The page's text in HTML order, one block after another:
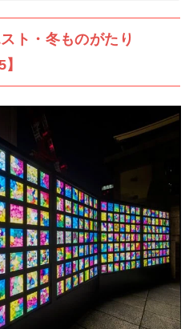
ト・冬ものがたり